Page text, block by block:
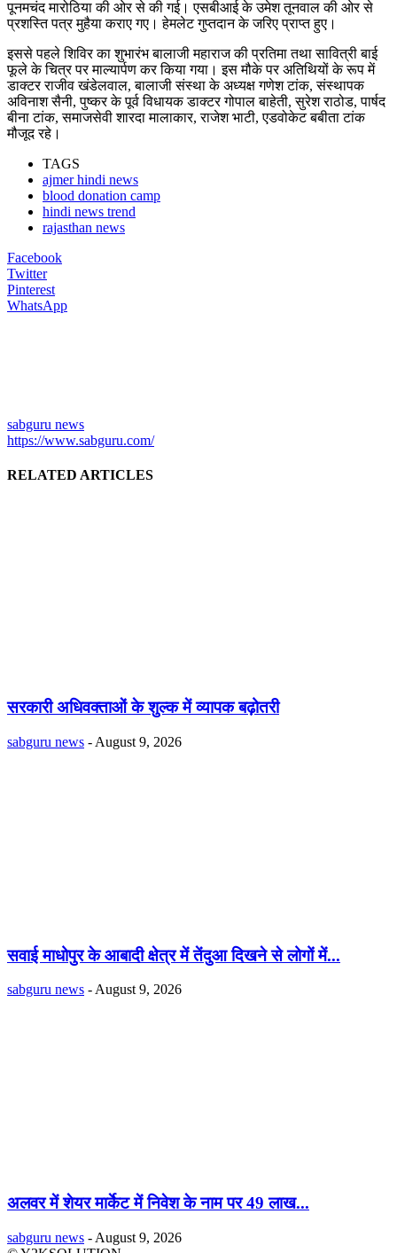
पूनमचंद मारोठिया की ओर से की गई। एसबीआई के उमेश तूनवाल की ओर से
प्रशस्ति पत्र मुहैया कराए गए। हेमलेट गुप्तदान के जरिए प्राप्त हुए।
इससे पहले शिविर का शुभारंभ बालाजी महाराज की प्रतिमा तथा सावित्री बाई
फूले के चित्र पर माल्यार्पण कर किया गया। इस मौके पर अतिथियों के रूप में
डाक्टर राजीव खंडेलवाल, बालाजी संस्था के अध्यक्ष गणेश टांक, संस्थापक
अविनाश सैनी, पुष्कर के पूर्व विधायक डाक्टर गोपाल बाहेती, सुरेश राठोड, पार्षद
बीना टांक, समाजसेवी शारदा मालाकार, राजेश भाटी, एडवोकेट बबीता टांक
मौजूद रहे।
TAGS
ajmer hindi news
blood donation camp
hindi news trend
rajasthan news
Facebook
Twitter
Pinterest
WhatsApp
sabguru news
https://www.sabguru.com/
RELATED ARTICLES
सरकारी अधिवक्ताओं के शुल्क में व्यापक बढ़ोतरी
sabguru news - August 9, 2026
सवाई माधोपुर के आबादी क्षेत्र में तेंदुआ दिखने से लोगों में...
sabguru news - August 9, 2026
अलवर में शेयर मार्केट में निवेश के नाम पर 49 लाख...
sabguru news - August 9, 2026